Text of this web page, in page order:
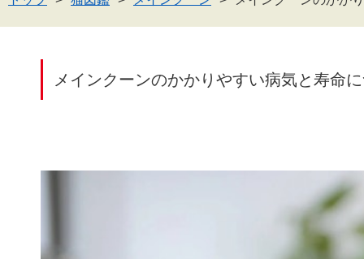
メインクーンのかかりやすい病気と寿命